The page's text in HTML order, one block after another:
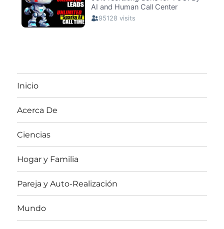
Inicio
Acerca De
Ciencias
Hogar y Familia
Pareja y Auto-Realización
Mundo